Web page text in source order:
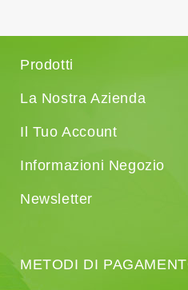
Prodotti
La Nostra Azienda
Il Tuo Account
Informazioni Negozio
Newsletter
METODI DI